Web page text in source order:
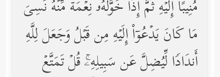
مُنِیبًا إِلَیۡهِ ثُمَّ إِذَا خَوَّلَهُۥ نِعۡمَةࣰ مِّنۡهُ نَسِیَ
مَا كَانَ یَدۡعُوۤاْ إِلَیۡهِ مِن قَبۡلُ وَجَعَلَ لِلَّهِ
أَندَادࣰا لِّیُضِلَّ عَن سَبِیلِهِۦۚ قُلۡ تَمَتَّعۡ